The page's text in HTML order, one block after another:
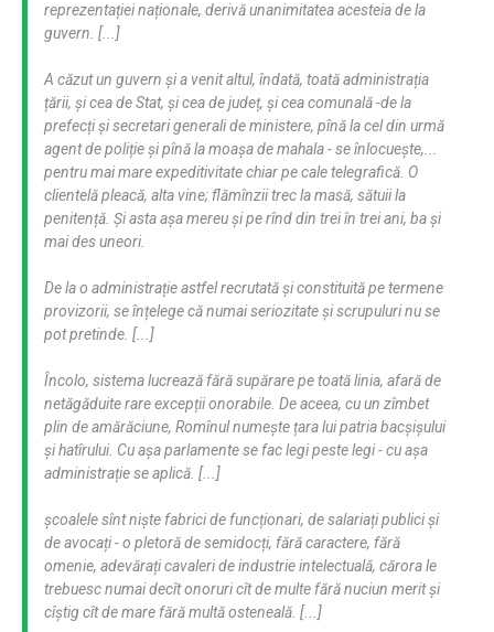
reprezentației naționale, derivă unanimitatea acesteia de la
guvern. [...]
A căzut un guvern și a venit altul, îndată, toată administrația
țării, și cea de Stat, și cea de județ, și cea comunală -de la
prefecți și secretari generali de ministere, pînă la cel din urmă
agent de poliție și pînă la moașa de mahala - se înlocuește,...
pentru mai mare expeditivitate chiar pe cale telegrafică. O
clientelă pleacă, alta vine; flămînzii trec la masă, sătuii la
penitență. Și asta așa mereu și pe rînd din trei în trei ani, ba și
mai des uneori.
De la o administrație astfel recrutată și constituită pe termene
provizorii, se înțelege că numai seriozitate și scrupuluri nu se
pot pretinde. [...]
Încolo, sistema lucrează fără supărare pe toată linia, afară de
netăgăduite rare excepții onorabile. De aceea, cu un zîmbet
plin de amărăciune, Romînul numește țara lui patria bacșișului
și hatîrului. Cu așa parlamente se fac legi peste legi - cu așa
administrație se aplică. [...]
școalele sînt niște fabrici de funcționari, de salariați publici și
de avocați - o pletoră de semidocți, fără caractere, fără
omenie, adevărați cavaleri de industrie intelectuală, cărora le
trebuesc numai decît onoruri cît de multe fără nuciun merit și
cîștig cît de mare fără multă osteneală. [...]